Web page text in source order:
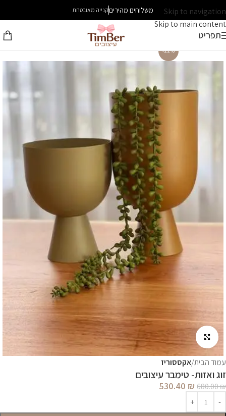
Skip to navigation
Skip to main content
משלוחים מהיריםקנייה מאובטחת
תפריט
עמוד הבית אקססוריז
זוג ואזות- טימבר עיצובים
680.00₪
530.40 ₪
-22%
לחץ להגדלה